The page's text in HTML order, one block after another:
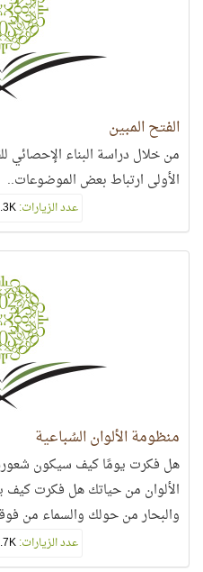
الفتح المبين
من خلال دراسة البناء الإحصائي
الأولى ارتباط بعض الموضوعات..
عدد الزيارات:15.3K
منظومة الألوان السُباعية
هل فكرت يومًا كيف سيكون
الألوان من حياتك هل فكرت كيف
والبحار من حولك والسماء من
عدد الزيارات:13.7K